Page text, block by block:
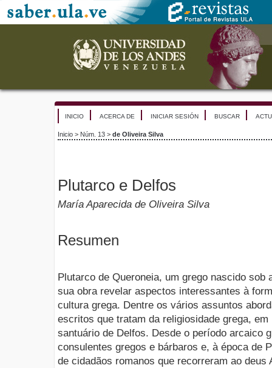
INICIO ACERCA DE INICIAR SESIÓN BUSCAR
Inicio > Núm. 13 > de Oliveira Silva
Plutarco e Delfos
María Aparecida de Oliveira Silva
Resumen
Plutarco de Queroneia, um grego nascido sob
sua obra revelar aspectos interessantes à
cultura grega. Dentre os vários assuntos
escritos que tratam da religiosidade grega,
santuário de Delfos. Desde o período arcaico
consulentes gregos e bárbaros e, à época de
de cidadãos romanos que recorreram ao deus